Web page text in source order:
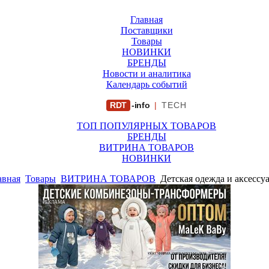
Главная
Поставщики
Товары
НОВИНКИ
БРЕНДЫ
Новости и аналитика
Календарь событий
RDT -info | TECH
ТОП ПОПУЛЯРНЫХ ТОВАРОВ
БРЕНДЫ
ВИТРИНА ТОВАРОВ
НОВИНКИ
Товары ВИТРИНА ТОВАРОВ Детская одежда и
РЕКЛАМА
ООО "ФИРМА "ХРИЗАНТЕМА" ИНН: 7719007569